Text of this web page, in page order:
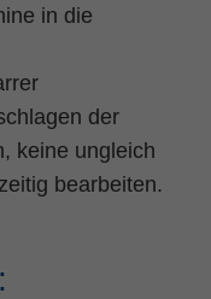
in die
der
keine ungleich
bearbeiten.